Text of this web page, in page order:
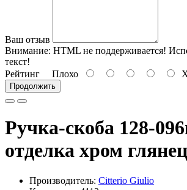
Ваш отзыв
Внимание: HTML не поддерживается!
текст!
Рейтинг Плохо
Продолжить
Ручка-скоба 128-
отделка хром глянец
Производитель: Citterio Giulio